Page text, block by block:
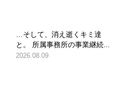
…そして、消え逝くキミ達
と。 所属事務所の事業継続...
2026.08.09